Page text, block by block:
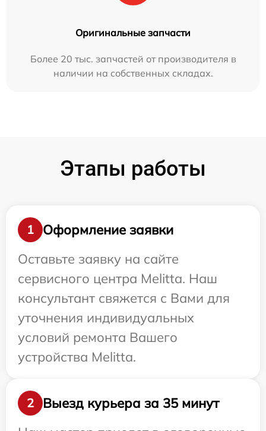
Оригинальные запчасти
Более 20 тыс. запчастей от производителя в
наличии на собственных складах.
Этапы работы
1
Оформление заявки
Оставьте заявку на сайте
сервисного центра Melitta. Наш
консультант свяжется с Вами для
уточнения индивидуальных
условий ремонта Вашего
устройства Melitta.
2
Выезд курьера за 35 минут